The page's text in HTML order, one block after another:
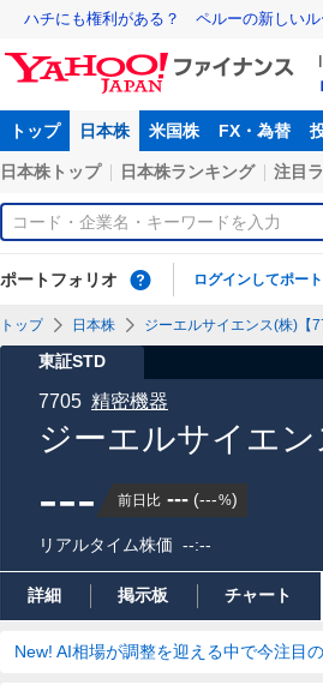
ハチにも権利がある？ ペルーの新しいル
トップ 日本株 米国株 FX・為替
日本株トップ 日本株ランキング 注目
ポートフォリオ ログインしてポー
トップ 日本株 ジーエルサイエンス(株)【
東証STD
ジーエルサイエン
7705 精密機器
--- 前日比 --- (---%)
リアルタイム株価 --:--
詳細 掲示板 チャート
New! AI相場が調整を迎える中で今注目